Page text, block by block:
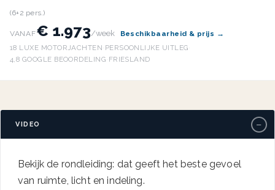
(6+2 pers.)
VANAF€ 1.973/week
Beschikbaarheid & prijs →
18 LUXE MOTORJACHTEN· PERSOONLIJKE UITLEG·
4,8 GOOGLE BEOORDELING· FRIESLAND
VIDEO −
Bekijk de rondleiding: dat geeft het beste gevoel
van ruimte, licht en indeling.